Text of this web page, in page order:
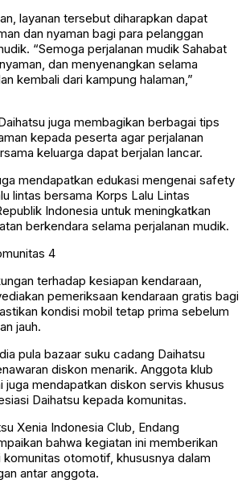
layanan tersebut diharapkan dapat
dan nyaman bagi para pelanggan
“Semoga perjalanan mudik Sahabat
dan menyenangkan selama
kembali dari kampung halaman,”
juga membagikan berbagai tips
kepada peserta agar perjalanan
keluarga dapat berjalan lancar.
mendapatkan edukasi mengenai safety
lintas bersama Korps Lalu Lintas
Indonesia untuk meningkatkan
berkendara selama perjalanan mudik.
terhadap kesiapan kendaraan,
pemeriksaan kendaraan gratis bagi
kondisi mobil tetap prima sebelum
jauh.
pula bazaar suku cadang Daihatsu
diskon menarik. Anggota klub
juga mendapatkan diskon servis khusus
Daihatsu kepada komunitas.
Xenia Indonesia Club, Endang
bahwa kegiatan ini memberikan
otomotif, khususnya dalam
antar anggota.